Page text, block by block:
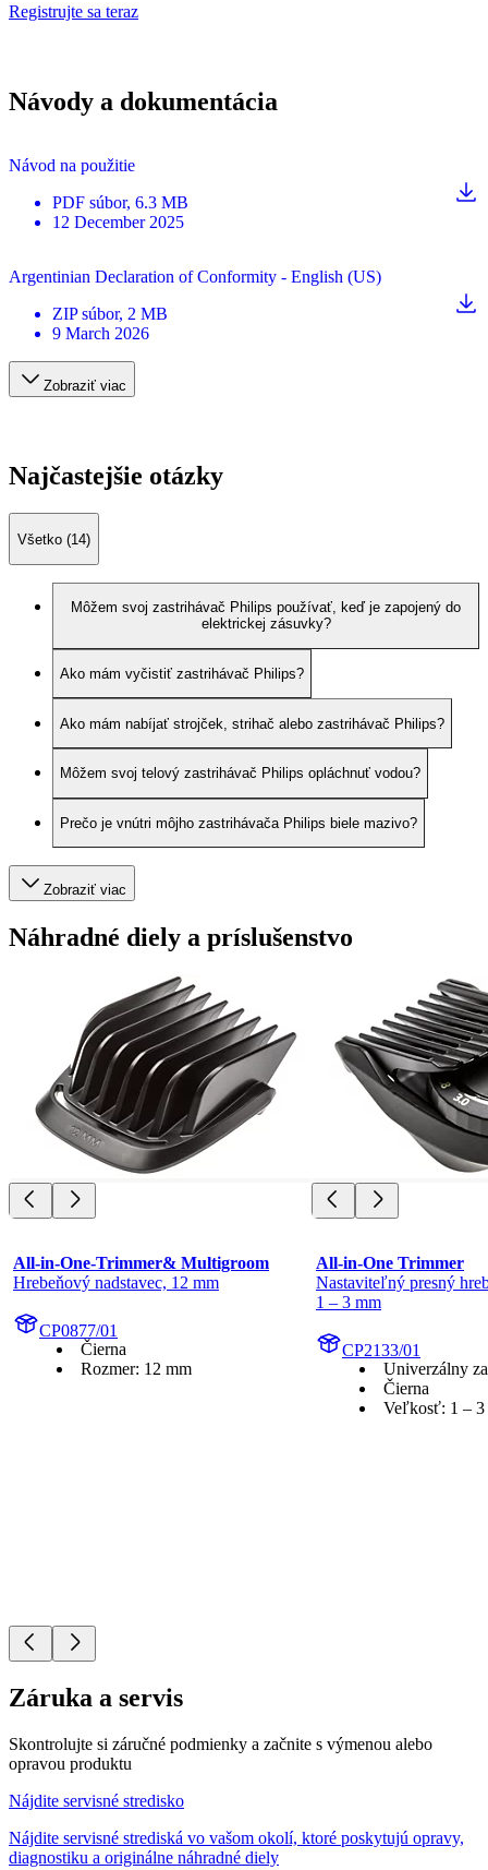
Registrujte sa teraz
Návody a dokumentácia
Návod na použitie
PDF súbor, 6.3 MB
12 December 2025
Argentinian Declaration of Conformity - English (US)
ZIP súbor, 2 MB
9 March 2026
Zobraziť viac
Najčastejšie otázky
Všetko (14)
Môžem svoj zastrihávač Philips používať, keď je zapojený do
elektrickej zásuvky?
Ako mám vyčistiť zastrihávač Philips?
Ako mám nabíjať strojček, strihač alebo zastrihávač Philips?
Môžem svoj telový zastrihávač Philips opláchnuť vodou?
Prečo je vnútri môjho zastrihávača Philips biele mazivo?
Zobraziť viac
Náhradné diely a príslušenstvo
All-in-One-Trimmer& Multigroom
Hrebeňový nadstavec, 12 mm
CP0877/01
Čierna
Rozmer: 12 mm
All-in-One Trimmer
Nastaviteľný presný
1 – 3 mm
CP2133/01
Univerzálny
Čierna
Veľkosť: 1 – 3
Záruka a servis
Skontrolujte si záručné podmienky a začnite s výmenou alebo
opravou produktu
Nájdite servisné stredisko
Nájdite servisné strediská vo vašom okolí, ktoré poskytujú opravy,
diagnostiku a originálne náhradné diely